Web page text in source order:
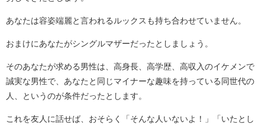
あなたは容姿端麗と言われるルックスも持ち合わせていません。
おまけにあなたがシングルマザーだったとしましょう。
そのあなたが求める男性は、高身長、高学歴、高収入のイケメンで
誠実な男性で、あなたと同じマイナーな趣味を持っている同世代の
人、というのが条件だったとします。
これを友人に話せば、おそらく「そんな人いないよ！」「いたとし